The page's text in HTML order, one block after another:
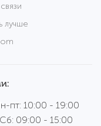
лучше
пт: 10:00 - 19:00
Сб: 09:00 - 15:00